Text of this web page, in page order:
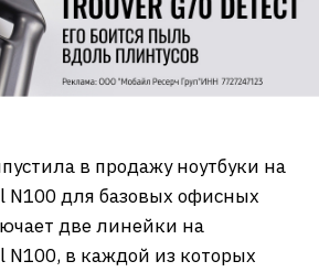
в продажу ноутбуки на
N100 для базовых офисных
две линейки на
N100, в каждой из которых